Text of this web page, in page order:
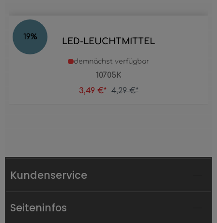
19% LED-LEUCHTMITTEL
10705K
demnächst verfügbar
3,49 €* 4,29 €*
Kundenservice
Seiteninfos